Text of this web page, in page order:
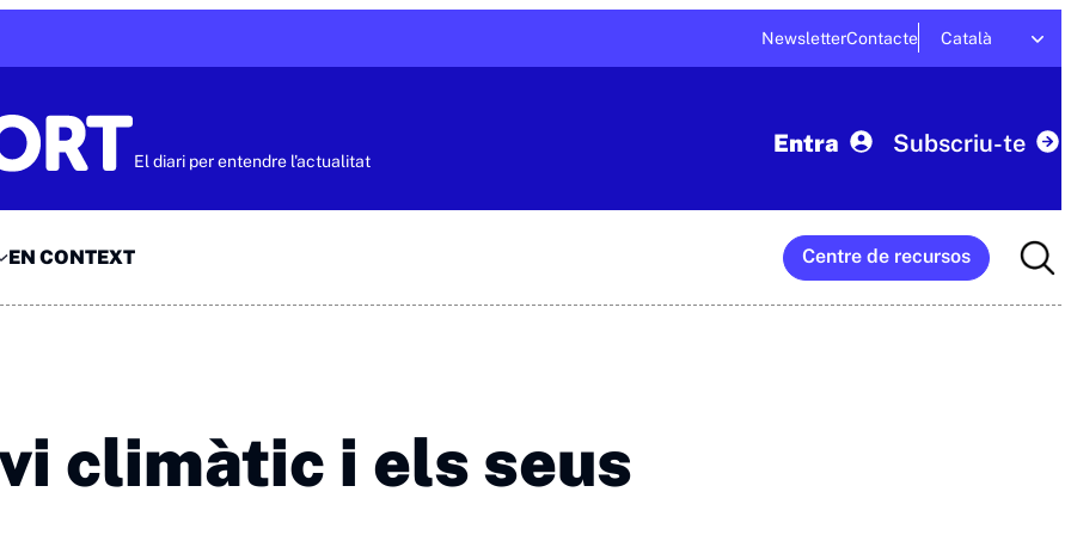
NewsletterContacte Català
El diari per entendre l'actualitat
Entra Subscriu-te
EN CONTEXT Centre de recursos
for:
climàtic i els seus